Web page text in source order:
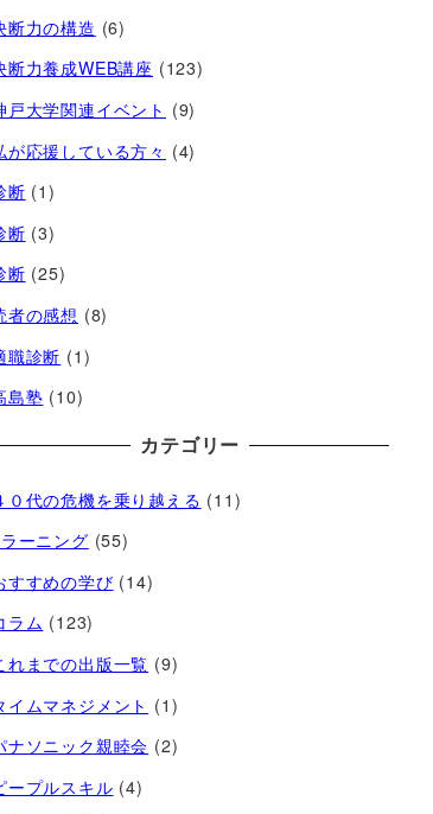
断力の構造 (6)
断力養成WEB講座 (123)
戸大学関連イベント (9)
が応援している方々 (4)
断 (1)
断 (3)
断 (25)
者の感想 (8)
職診断 (1)
島塾 (10)
カテゴリー
０代の危機を乗り越える (11)
ーニング (55)
すすめの学び (14)
ラム (123)
れまでの出版一覧 (9)
イムマネジメント (1)
ナソニック親睦会 (2)
ープルスキル (4)